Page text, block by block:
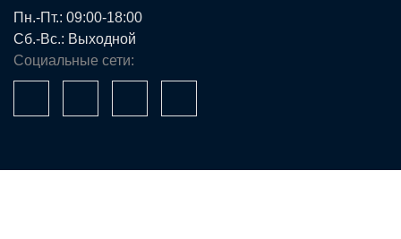
Пн.-Пт.: 09:00-18:00
Сб.-Вс.: Выходной
Социальные сети: